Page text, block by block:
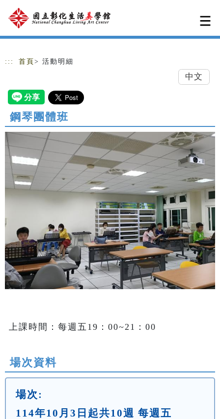
跳到主要內容
網站導覽
::: 首頁 > 活動明細
中文
鋼琴團體班
上課時間：每週五19：00~21：00
場次資料
場次:
114年10月3日起共10週 每週五